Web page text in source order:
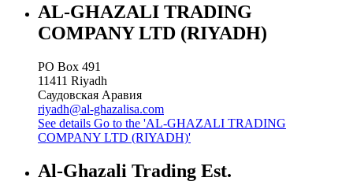
AL-GHAZALI TRADING
COMPANY LTD (RIYADH)
PO Box 491
11411 Riyadh
Саудовская Аравия
riyadh@al-ghazalisa.com
See details Go to the 'AL-GHAZALI TRADING
COMPANY LTD (RIYADH)'
Al-Ghazali Trading Est.